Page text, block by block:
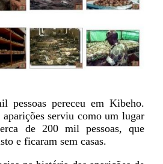
pessoas pereceu em Kibeho.
serviu como um lugar
de 200 mil pessoas, que
e ficaram sem casas.